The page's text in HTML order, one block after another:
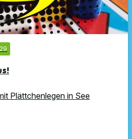
Plättchenlegen in See